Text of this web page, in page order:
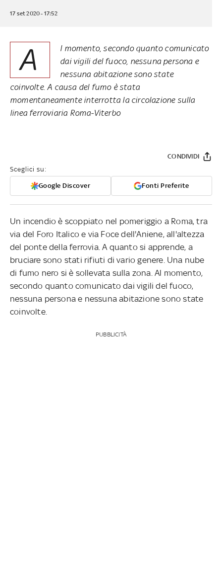
17 set 2020 - 17:52
A
l momento, secondo quanto comunicato
dai vigili del fuoco, nessuna persona e
nessuna abitazione sono state
coinvolte.A causa del fumo è stata
momentaneamente interrotta la circolazione sulla
linea ferroviaria Roma-Viterbo
Sceglici su:
Google Discover Fonti Preferite
CONDIVIDI
Un incendio è scoppiato nel pomeriggio a Roma, tra
via del Foro Italico e via Foce dell'Aniene, all'altezza
del ponte della ferrovia. A quanto si apprende, a
bruciare sono stati rifiuti di vario genere. Una nube
di fumo nero si è sollevata sulla zona. Al momento,
secondo quanto comunicato dai vigili del fuoco,
nessuna persona e nessuna abitazione sono state
coinvolte.
PUBBLICITÀ